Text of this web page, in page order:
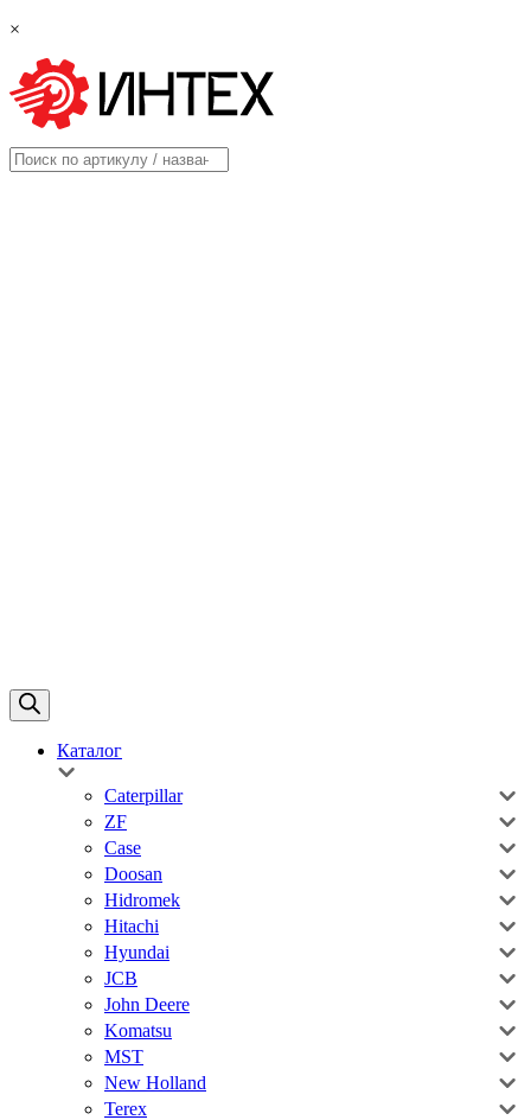
×
Каталог
Caterpillar
ZF
Case
Doosan
Hidromek
Hitachi
Hyundai
JCB
John Deere
Komatsu
MST
New Holland
Terex